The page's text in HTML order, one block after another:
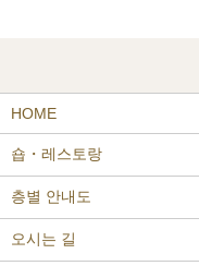
HOME
숍・레스토랑
층별 안내도
오시는 길